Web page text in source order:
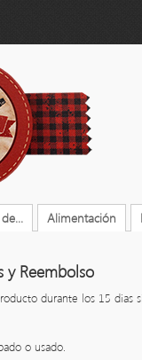
Alimentación
y Reembolso
durante los 15
o usado.